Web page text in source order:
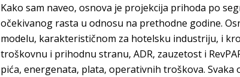
Kako sam naveo, osnova je projekcija prihoda po
očekivanog rasta u odnosu na prethodne godine.
modelu, karakterističnom za hotelsku industriju, i
troškovnu i prihodnu stranu, ADR, zauzetost i
pića, energenata, plata, operativnih troškova.